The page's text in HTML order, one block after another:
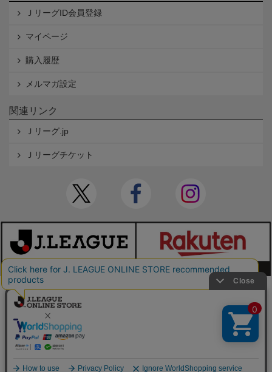
ＪリーグID会員登録
マイページ
購入履歴
メルマガ設定
関連リンク
Ｊリーグ.jp
Ｊリーグチケット
本サイトで使用している文章・画像等の無断での複製・転載を禁止します。
© JAPAN PROFESSIONAL FOOTBALL LEAGUE Rakuten Group, Inc. ALL RIGHTS RE